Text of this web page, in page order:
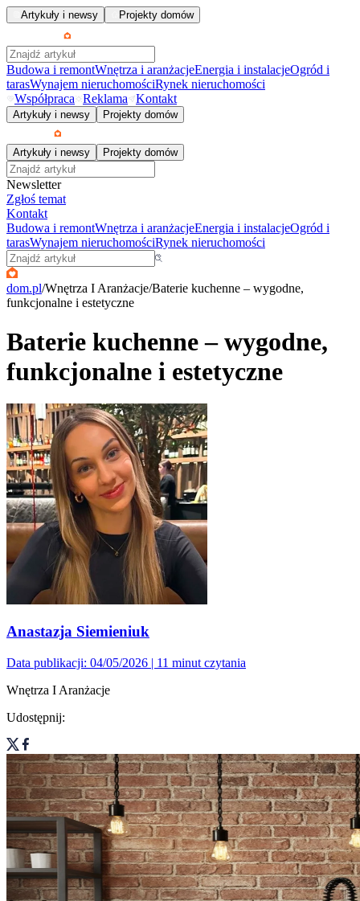
Artykuły i newsy Projekty domów
Budowa i remontWnętrza i aranżacjeEnergia i instalacjeOgród i
tarasWynajem nieruchomościRynek nieruchomości
Współpraca
Reklama Kontakt
Artykuły i newsy Projekty domów
Artykuły i newsy Projekty domów
Newsletter
Zgłoś temat
Kontakt
Budowa i remontWnętrza i aranżacjeEnergia i instalacjeOgród i
tarasWynajem nieruchomościRynek nieruchomości
dom.pl/Wnętrza I Aranżacje/Baterie kuchenne – wygodne,
funkcjonalne i estetyczne
Baterie kuchenne – wygodne,
funkcjonalne i estetyczne
Anastazja Siemieniuk
Data publikacji: 04/05/2026 | 11 minut czytania
Wnętrza I Aranżacje
Udostępnij: